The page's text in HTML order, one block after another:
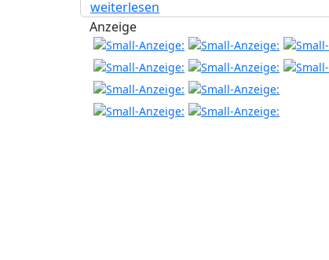
weiterlesen
Anzeige